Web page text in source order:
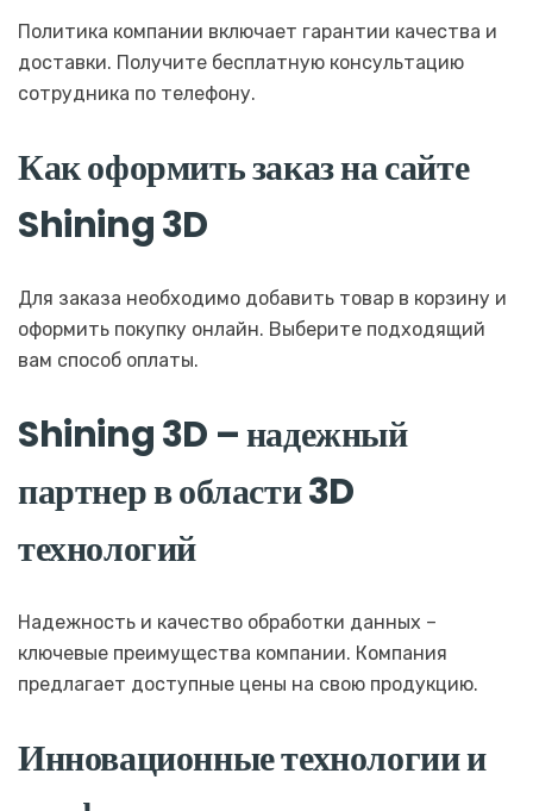
Политика компании включает гарантии качества и
доставки. Получите бесплатную консультацию
сотрудника по телефону.
Как оформить заказ на сайте
Shining 3D
Для заказа необходимо добавить товар в корзину и
оформить покупку онлайн. Выберите подходящий
вам способ оплаты.
Shining 3D – надежный
партнер в области 3D
технологий
Надежность и качество обработки данных –
ключевые преимущества компании. Компания
предлагает доступные цены на свою продукцию.
Инновационные технологии и